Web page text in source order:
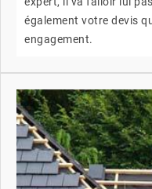
également votre devis
engagement.